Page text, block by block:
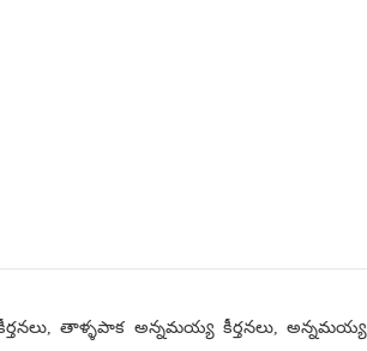
సంకీర్తనలు, తాళ్ళపాక అన్నమయ్య కీర్తనలు, అన్నమయ్య,